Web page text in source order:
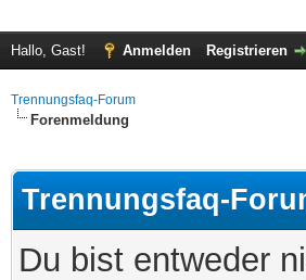
Hallo, Gast! Anmelden Registrieren
Trennungsfaq-Forum
Forenmeldung
Trennungsfaq-
Du bist entweder